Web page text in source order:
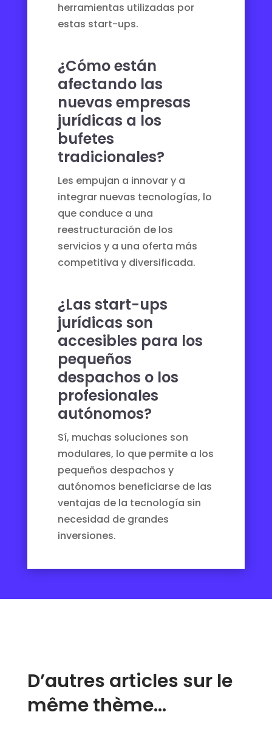
herramientas utilizadas por
estas start-ups.
¿Cómo están
afectando las
nuevas empresas
jurídicas a los
bufetes
tradicionales?
Les empujan a innovar y a
integrar nuevas tecnologías, lo
que conduce a una
reestructuración de los
servicios y a una oferta más
competitiva y diversificada.
¿Las start-ups
jurídicas son
accesibles para los
pequeños
despachos o los
profesionales
autónomos?
Sí, muchas soluciones son
modulares, lo que permite a los
pequeños despachos y
autónomos beneficiarse de las
ventajas de la tecnología sin
necesidad de grandes
inversiones.
D’autres articles sur le
même thème…